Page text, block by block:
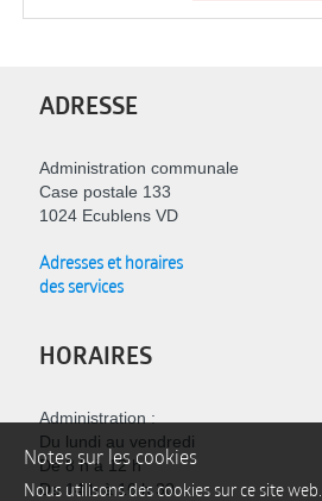
ADRESSE
Administration communale
Case postale 133
1024 Ecublens VD
Adresses et horaires
des services
HORAIRES
Administration :
Du lundi au vendredi
De 8 h à 12 h
De 14 h à 16 h 30
Notes sur les cookies
Nous utilisons des cookies sur ce site web.